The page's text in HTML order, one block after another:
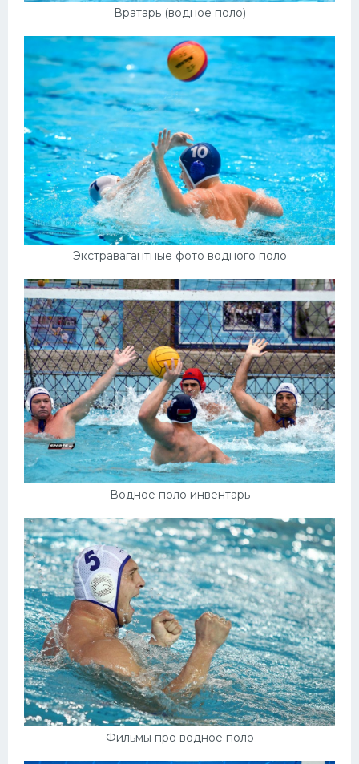
Вратарь (водное поло)
Экстравагантные фото водного поло
Водное поло инвентарь
Фильмы про водное поло